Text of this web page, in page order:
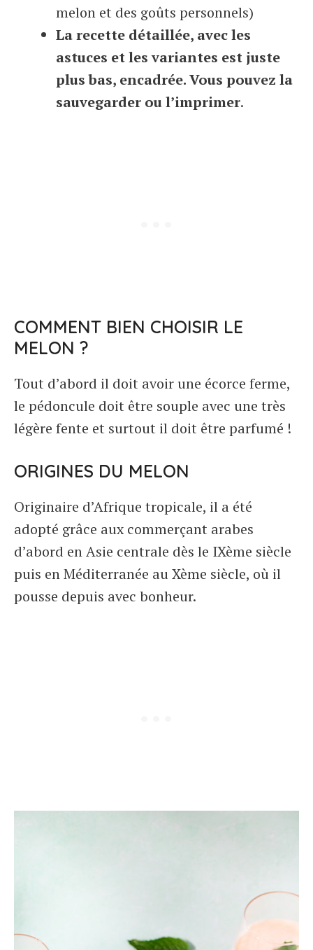
melon et des goûts personnels)
La recette détaillée, avec les
astuces et les variantes est juste
plus bas, encadrée. Vous pouvez la
sauvegarder ou l’imprimer.
COMMENT BIEN CHOISIR LE
MELON ?
Tout d’abord il doit avoir une écorce ferme,
le pédoncule doit être souple avec une très
légère fente et surtout il doit être parfumé !
ORIGINES DU MELON
Originaire d’Afrique tropicale, il a été
adopté grâce aux commerçant arabes
d’abord en Asie centrale dès le IXème siècle
puis en Méditerranée au Xème siècle, où il
pousse depuis avec bonheur.